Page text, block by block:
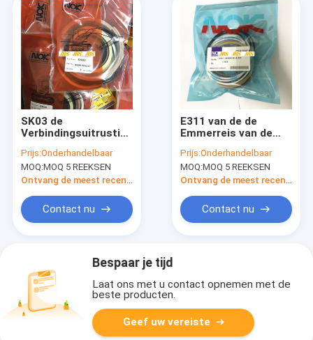
SK03 de
Verbindingsuitrusting
Prijs:Onderhandelbaar
MOQ:MOQ 5 REEKSEN
Ontvang de meest recente Prijs
Contact nu
E311 van de de
Emmerreis van de
Motorverbinding Kit
For
Prijs:Onderhandelbaar
MOQ:MOQ 5 REEKSEN
Ontvang de meest recente Prijs
Contact nu
Bespaar je tijd
Laat ons met u contact opnemen met de
beste producten.
Geef uw vereiste